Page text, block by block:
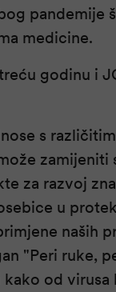
pandemije
medicine.
godinu i
s
za razvoj
u
naših
"Peri ruke,
od